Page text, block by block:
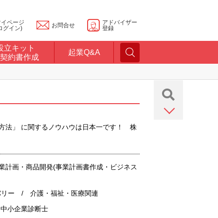
ページ
グイン)
お問合せ
アドバイザー
登録
立キット
約書作成
起業Q&A
法」 に関するノウハウは日本一です！ 株
画・商品開発(事業計画書作成・ビジネス
リー / 介護・福祉・医療関連
小企業診断士